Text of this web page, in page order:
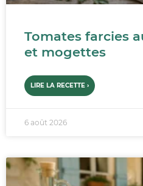
Tomates farcies
et mogettes
LIRE LA RECETTE ›
6 août 2026